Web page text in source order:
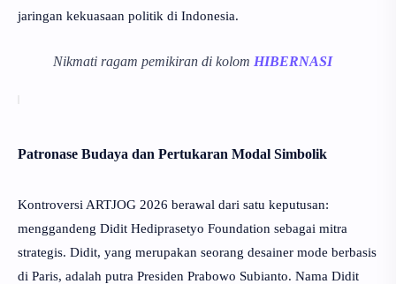
jaringan kekuasaan politik di Indonesia.
Nikmati ragam pemikiran di kolom HIBERNASI
Patronase Budaya dan Pertukaran Modal Simbolik
Kontroversi ARTJOG 2026 berawal dari satu keputusan:
menggandeng Didit Hediprasetyo Foundation sebagai mitra
strategis. Didit, yang merupakan seorang desainer mode berbasis
di Paris, adalah putra Presiden Prabowo Subianto. Nama Didit